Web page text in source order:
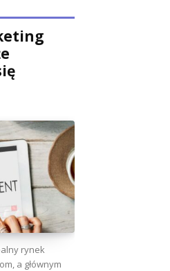
rynek
a głównym